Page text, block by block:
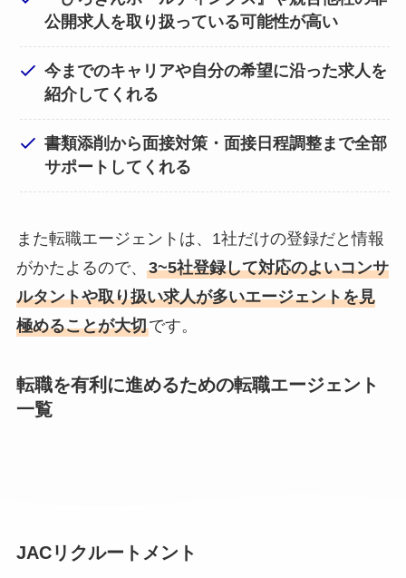
公開求人を取り扱っている可能性が高い
今までのキャリアや自分の希望に沿った求人を
紹介してくれる
書類添削から面接対策・面接日程調整まで全部
サポートしてくれる
また転職エージェントは、1社だけの登録だと情報
がかたよるので、 3~5社登録して対応のよいコンサ
ルタントや取り扱い求人が多いエージェントを見
極めることが大切です。
転職を有利に進めるための転職エージェント
一覧
JACリクルートメント